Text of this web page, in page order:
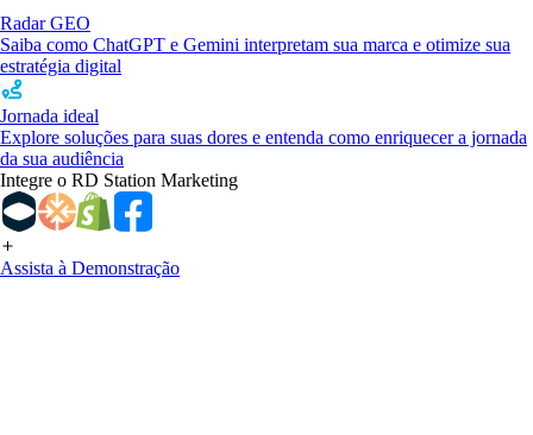
Radar GEO
Saiba como ChatGPT e Gemini interpretam sua marca e otimize sua
estratégia digital
Jornada ideal
Explore soluções para suas dores e entenda como enriquecer a jornada
da sua audiência
Integre o RD Station Marketing
Assista à Demonstração